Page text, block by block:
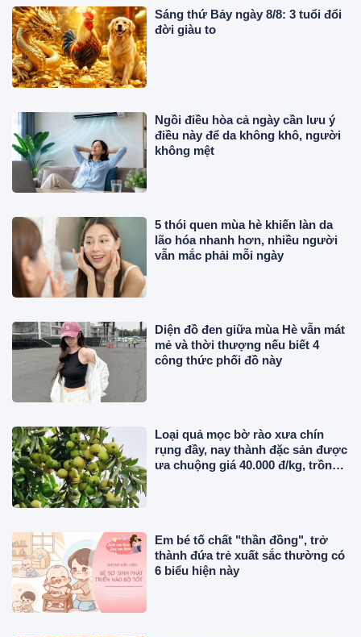
Sáng thứ Bảy ngày 8/8: 3 tuổi đổi
đời giàu to
Ngồi điều hòa cả ngày cần lưu ý
điều này để da không khô, người
không mệt
5 thói quen mùa hè khiến làn da
lão hóa nhanh hơn, nhiều người
vẫn mắc phải mỗi ngày
Diện đồ đen giữa mùa Hè vẫn mát
mẻ và thời thượng nếu biết 4
công thức phối đồ này
Loại quả mọc bờ rào xưa chín
rụng đầy, nay thành đặc sản được
ưa chuộng giá 40.000 đ/kg, trồng
Em bé tố chất "thần đồng", trở
thành đứa trẻ xuất sắc thường có
6 biểu hiện này